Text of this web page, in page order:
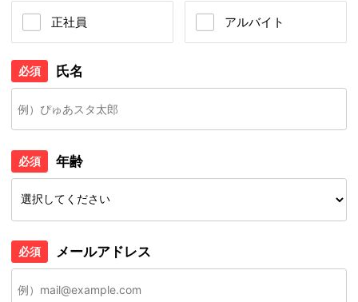
正社員 アルバイト
必須 氏名
必須 年齢
必須 メールアドレス